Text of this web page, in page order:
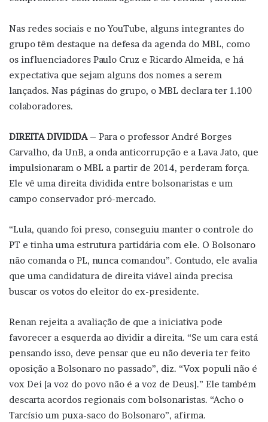
Nas redes sociais e no YouTube, alguns integrantes do
grupo têm destaque na defesa da agenda do MBL, como
os influenciadores Paulo Cruz e Ricardo Almeida, e há
expectativa que sejam alguns dos nomes a serem
lançados. Nas páginas do grupo, o MBL declara ter 1.100
colaboradores.
DIREITA DIVIDIDA– Para o professor André Borges
Carvalho, da UnB, a onda anticorrupção e a Lava Jato, que
impulsionaram o MBL a partir de 2014, perderam força.
Ele vê uma direita dividida entre bolsonaristas e um
campo conservador pró-mercado.
“Lula, quando foi preso, conseguiu manter o controle do
PT e tinha uma estrutura partidária com ele. O Bolsonaro
não comanda o PL, nunca comandou”. Contudo, ele avalia
que uma candidatura de direita viável ainda precisa
buscar os votos do eleitor do ex-presidente.
Renan rejeita a avaliação de que a iniciativa pode
favorecer a esquerda ao dividir a direita. “Se um cara está
pensando isso, deve pensar que eu não deveria ter feito
oposição a Bolsonaro no passado”, diz. “Vox populi não é
vox Dei [a voz do povo não é a voz de Deus].” Ele também
descarta acordos regionais com bolsonaristas. “Acho o
Tarcísio um puxa-saco do Bolsonaro”, afirma.